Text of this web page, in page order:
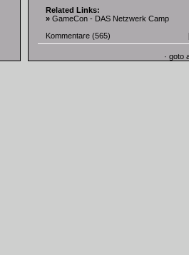
Related Links:
» GameCon - DAS Netzwerk Camp
Kommentare(565)
· goto